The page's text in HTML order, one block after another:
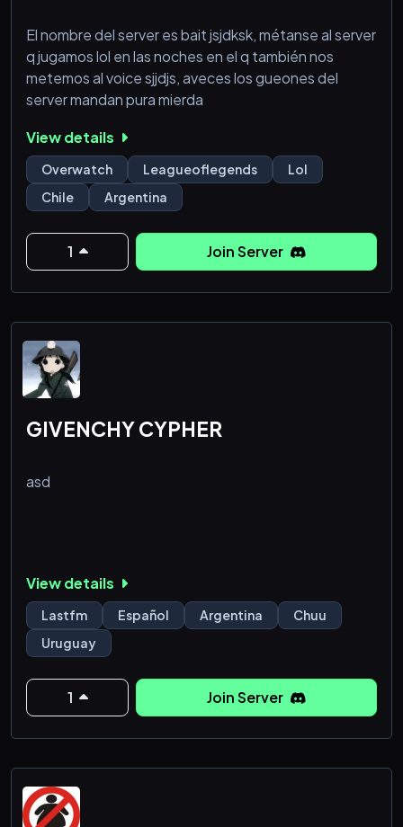
El nombre del server es bait jsjdksk, métanse al server
q jugamos lol en las noches en el q también nos
metemos al voice sjjdjs, aveces los gueones del
server mandan pura mierda
View details
Overwatch Leagueoflegends
Lol
Chile
Argentina
1 Join Server
GIVENCHY CYPHER
asdㅤㅤㅤㅤㅤㅤㅤㅤㅤㅤㅤㅤㅤㅤㅤㅤㅤㅤㅤㅤㅤㅤㅤㅤㅤㅤㅤㅤㅤㅤㅤㅤㅤㅤㅤㅤㅤㅤㅤㅤㅤㅤㅤㅤㅤㅤㅤㅤㅤㅤㅤㅤㅤㅤㅤㅤㅤㅤㅤㅤㅤㅤㅤㅤㅤㅤㅤㅤㅤㅤㅤㅤㅤㅤㅤㅤㅤㅤㅤㅤㅤㅤㅤㅤㅤㅤㅤㅤㅤㅤㅤㅤㅤㅤㅤㅤㅤㅤㅤㅤㅤㅤㅤㅤㅤㅤㅤㅤㅤㅤㅤㅤㅤㅤㅤㅤㅤㅤㅤㅤㅤㅤㅤㅤㅤㅤㅤㅤㅤㅤㅤㅤㅤㅤㅤㅤㅤㅤㅤㅤㅤㅤㅤㅤㅤㅤㅤㅤㅤㅤㅤㅤㅤㅤㅤㅤㅤㅤㅤㅤㅤㅤㅤㅤㅤㅤㅤㅤㅤㅤㅤㅤㅤㅤㅤㅤㅤㅤㅤㅤㅤㅤㅤㅤㅤㅤㅤㅤㅤㅤㅤㅤㅤㅤㅤㅤㅤㅤㅤㅤㅤㅤㅤㅤㅤㅤㅤㅤㅤㅤㅤㅤㅤㅤㅤㅤㅤㅤㅤㅤㅤㅤㅤㅤㅤㅤㅤㅤㅤㅤㅤㅤㅤㅤㅤㅤㅤㅤㅤㅤㅤㅤㅤㅤㅤㅤㅤㅤㅤㅤㅤㅤㅤㅤㅤㅤㅤㅤㅤㅤㅤㅤㅤㅤㅤㅤㅤㅤㅤㅤㅤㅤㅤㅤㅤㅤㅤㅤㅤㅤㅤㅤㅤㅤㅤㅤㅤㅤㅤㅤㅤㅤㅤㅤㅤㅤㅤㅤㅤㅤㅤㅤㅤㅤㅤㅤㅤㅤㅤㅤㅤㅤㅤㅤㅤㅤㅤㅤㅤㅤㅤㅤㅤㅤㅤㅤㅤㅤㅤㅤㅤㅤㅤㅤㅤㅤㅤㅤㅤㅤㅤㅤㅤㅤㅤㅤㅤㅤㅤㅤㅤㅤㅤㅤㅤㅤㅤㅤㅤㅤㅤㅤㅤㅤㅤㅤㅤㅤㅤㅤㅤㅤㅤㅤㅤㅤㅤㅤㅤㅤㅤㅤㅤㅤㅤㅤㅤㅤㅤㅤㅤㅤㅤㅤㅤㅤㅤㅤㅤㅤㅤㅤㅤㅤㅤㅤㅤㅤㅤㅤㅤㅤㅤㅤㅤㅤㅤㅤㅤㅤㅤㅤㅤㅤㅤㅤㅤㅤㅤㅤㅤㅤㅤㅤㅤㅤㅤㅤㅤㅤㅤㅤㅤㅤㅤㅤㅤㅤㅤㅤㅤㅤㅤㅤㅤㅤㅤㅤㅤㅤㅤㅤㅤㅤㅤ
View details
Lastfm Español Argentina
Chuu
Uruguay
1 Join Server